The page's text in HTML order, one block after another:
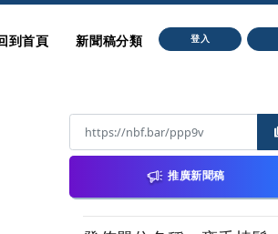
到首頁 新聞稿分類 登入
推廣新聞稿